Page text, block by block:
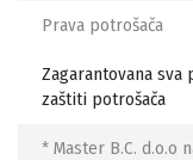
Prava potrošača
Zagarantovana sva
zaštiti potrošača
* Master B.C.